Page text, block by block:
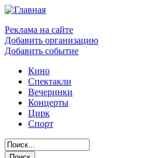
Реклама на сайте
Добавить организацию
Добавить событие
Кино
Спектакли
Вечеринки
Концерты
Цирк
Спорт